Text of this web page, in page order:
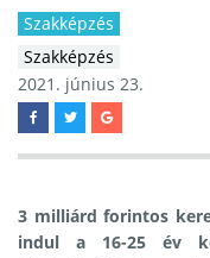
Szakképzés
Szakképzés
2021. június 23.
3 milliárd forintos
indul a 16-25 év